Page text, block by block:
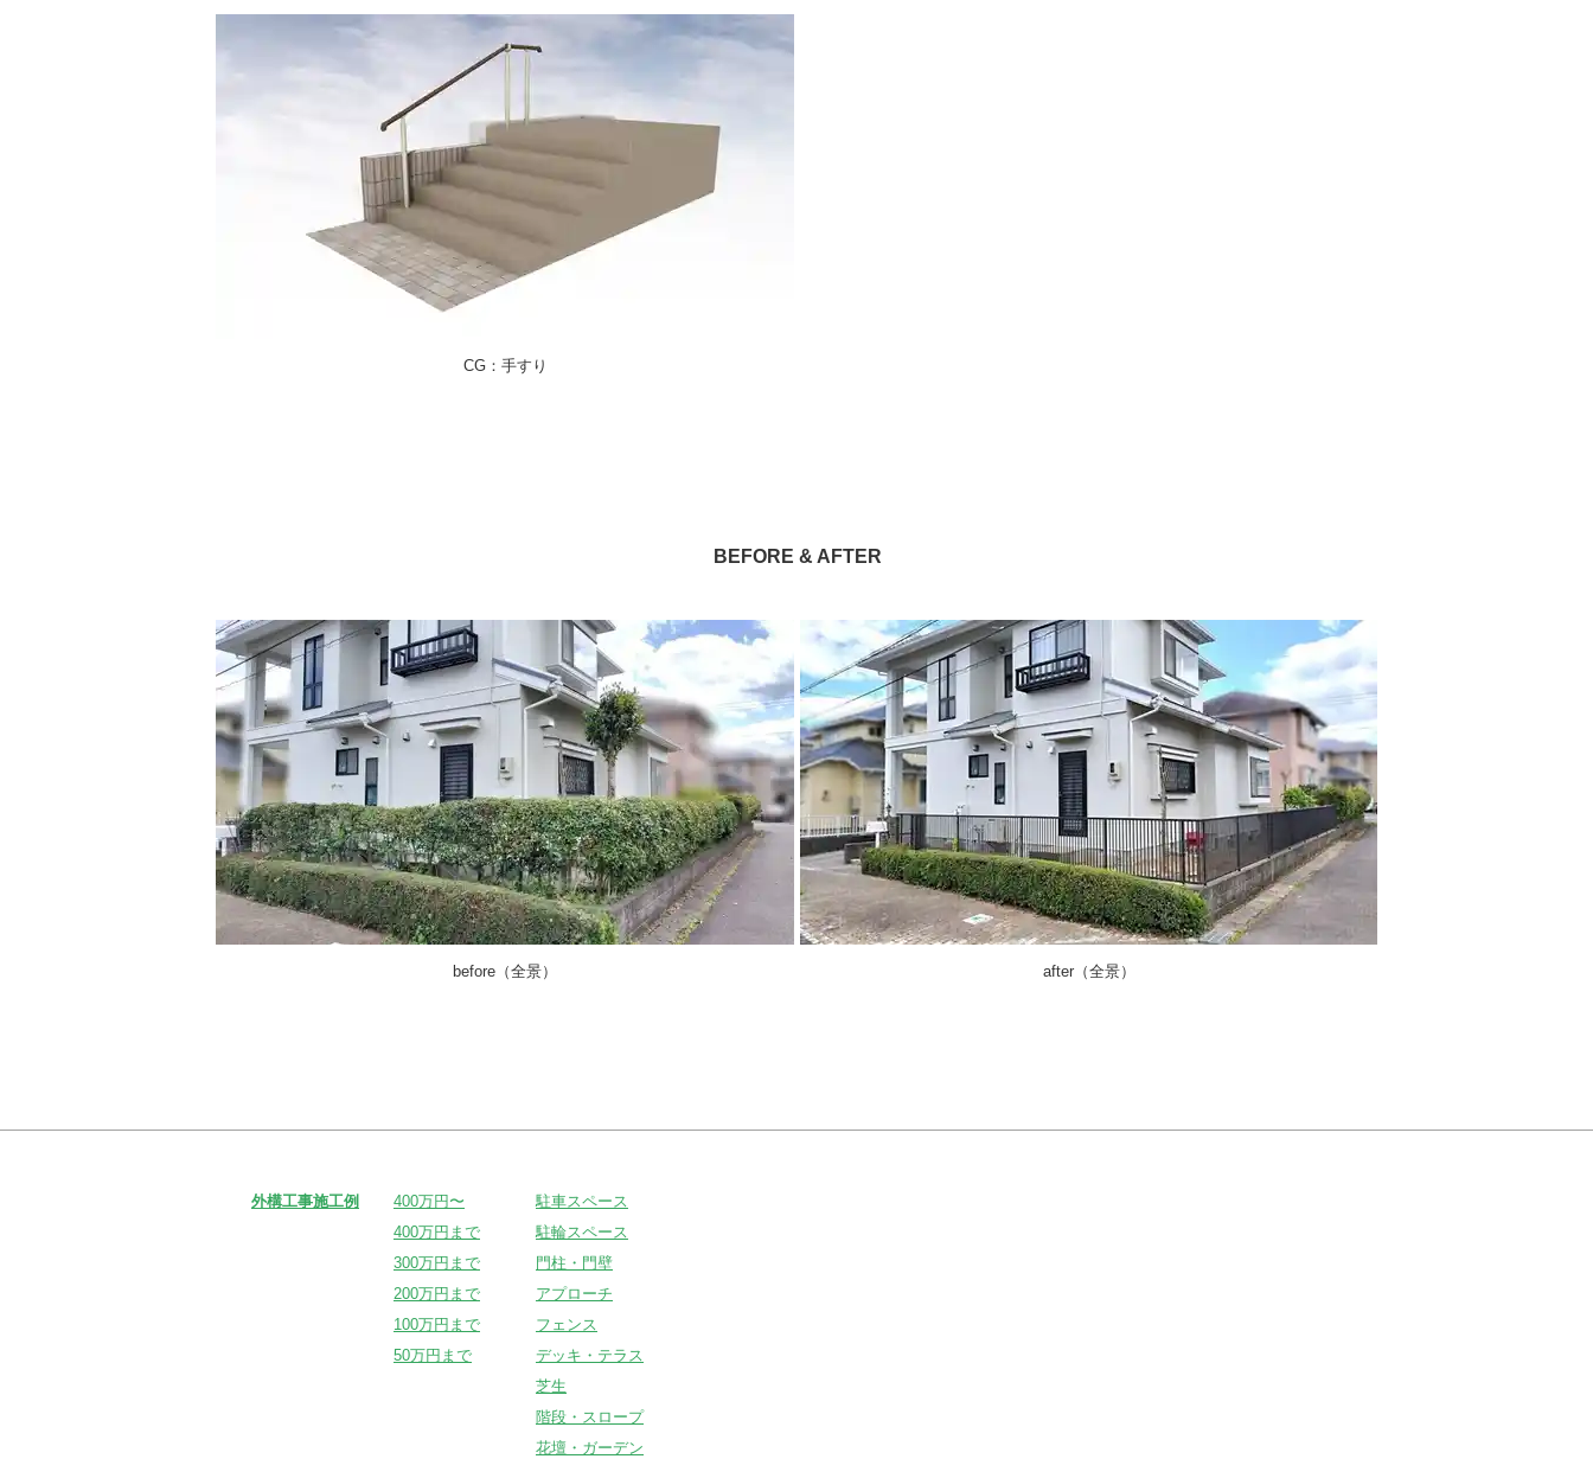
CG：手すり
BEFORE & AFTER
before（全景） after（全景）
外構工事施工例
400万円〜
400万円まで
300万円まで
200万円まで
100万円まで
50万円まで
駐車スペース
駐輪スペース
門柱・門壁
アプローチ
フェンス
デッキ・テラス
芝生
階段・スロープ
​花壇・ガーデン